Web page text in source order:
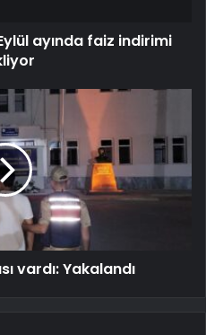
ayında faiz indirimi
vardı: Yakalandı